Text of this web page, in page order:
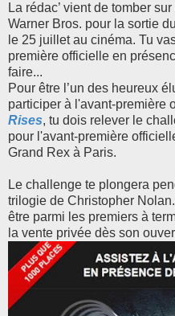
La rédac’ vient de tomber
Warner Bros. pour la sortie
le 25 juillet au cinéma. Tu
première officielle en
faire...
Pour être l’un des heureux
participer à l'avant-première
, tu dois relever le
pour l'avant-première
Grand Rex à Paris.
Le challenge te plongera
trilogie de Christopher
être parmi les premiers à
la vente privée dès son